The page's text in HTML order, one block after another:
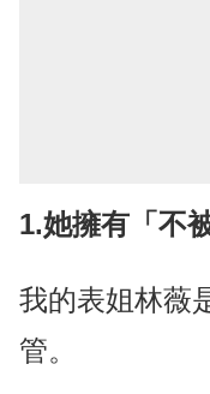
1.她擁有「不
我的表姐林薇
管。